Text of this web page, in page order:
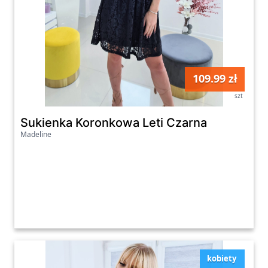
109.99 zł
szt
Sukienka Koronkowa Leti Czarna
Madeline
kobiety